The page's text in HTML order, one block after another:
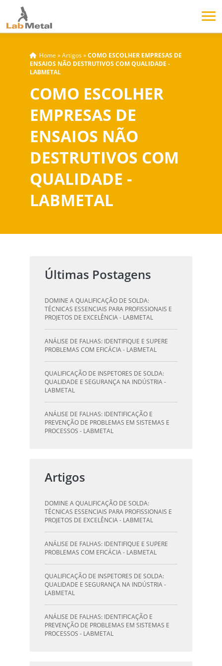
Home »Artigos»COMO ESCOLHER EMPRESAS DE
ENSAIOS NÃO DESTRUTIVOS COM QUALIDADE -
LABMETAL
COMO ESCOLHER
EMPRESAS DE
ENSAIOS NÃO
DESTRUTIVOS COM
QUALIDADE -
LABMETAL
Últimas Postagens
DOMINE A QUALIFICAÇÃO DE SOLDA:
TÉCNICAS ESSENCIAIS PARA PROFISSIONAIS E
PROJETOS DE EXCELÊNCIA - LABMETAL
ANÁLISE DE FALHAS: IDENTIFIQUE E SUPERE
PROBLEMAS COM EFICÁCIA - LABMETAL
QUALIFICAÇÃO DE INSPETORES DE SOLDA:
QUALIDADE E SEGURANÇA NA INDÚSTRIA -
LABMETAL
ANÁLISE DE FALHAS: IDENTIFICAÇÃO E
PREVENÇÃO DE PROBLEMAS EM SISTEMAS E
PROCESSOS - LABMETAL
QUALIFICAÇÃO DE SOLDADORES: PILAR DO
LABMETAL
LABMETAL
PRODUTOS - LABMETAL
Artigos
DOMINE A QUALIFICAÇÃO DE SOLDA:
TÉCNICAS ESSENCIAIS PARA PROFISSIONAIS E
PROJETOS DE EXCELÊNCIA - LABMETAL
ANÁLISE DE FALHAS: IDENTIFIQUE E SUPERE
PROBLEMAS COM EFICÁCIA - LABMETAL
QUALIFICAÇÃO DE INSPETORES DE SOLDA:
QUALIDADE E SEGURANÇA NA INDÚSTRIA -
LABMETAL
ANÁLISE DE FALHAS: IDENTIFICAÇÃO E
PREVENÇÃO DE PROBLEMAS EM SISTEMAS E
PROCESSOS - LABMETAL